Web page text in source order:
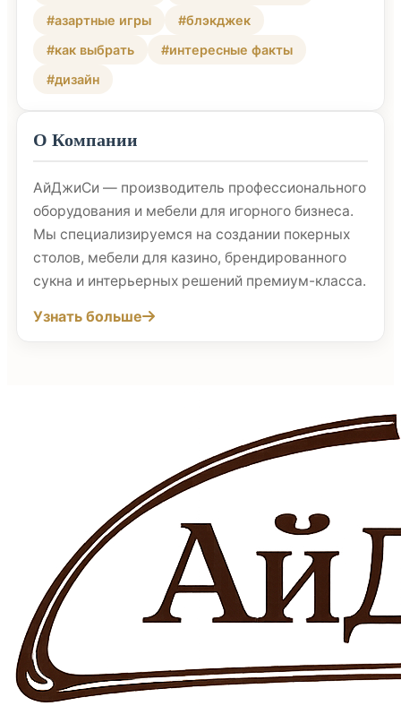
#азартные игры
#блэкджек
#как выбрать
#интересные факты
#дизайн
О Компании
АйДжиСи — производитель профессионального
оборудования и мебели для игорного бизнеса.
Мы специализируемся на создании покерных
столов, мебели для казино, брендированного
сукна и интерьерных решений премиум-класса.
Узнать больше